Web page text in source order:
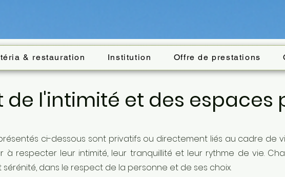
& restauration Institution Offre de prestations
de l'intimité et des espaces
ci-dessous sont privatifs ou directement liés au cadre de
à respecter leur intimité, leur tranquillité et leur rythme de vie.
dans le respect de la personne et de ses choix.